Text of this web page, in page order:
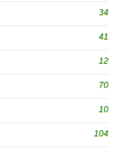
34
41
12
70
10
104